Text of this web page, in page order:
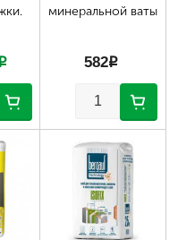
минеральной ваты
582p